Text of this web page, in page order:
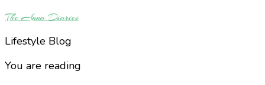
The Anna Diaries
Lifestyle Blog
You are reading